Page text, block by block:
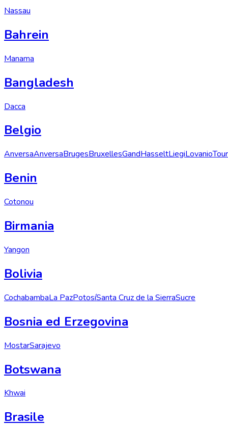
Nassau
Bahrein
Manama
Bangladesh
Dacca
Belgio
AnversaAnversaBrugesBruxellesGandHasseltLiegiLovanio
Benin
Cotonou
Birmania
Yangon
Bolivia
CochabambaLa PazPotosíSanta Cruz de la SierraSucre
Bosnia ed Erzegovina
MostarSarajevo
Botswana
Khwai
Brasile